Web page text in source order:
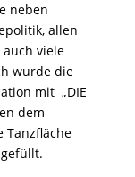
neben
allen
auch viele
wurde die
mit „DIE
dem
Tanzfläche